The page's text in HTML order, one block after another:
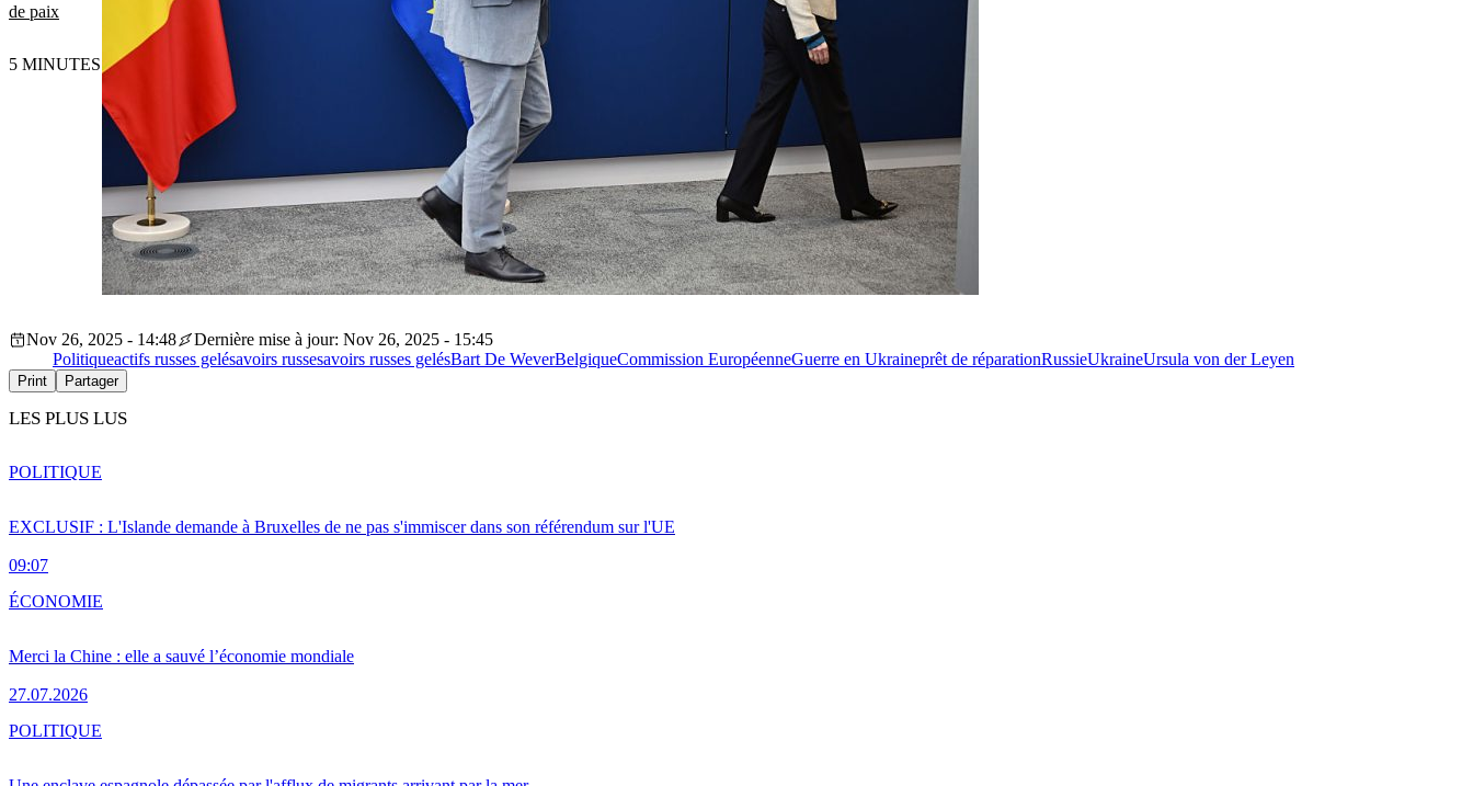
de paix
5 MINUTES
Nov 26, 2025 - 14:48
Dernière mise à jour: Nov 26, 2025 - 15:45
Politiqueactifs russes gelésavoirs russesavoirs russes gelésBart De WeverBelgiqueCommission EuropéenneGuerre en Ukraineprêt de réparationRussieUkraineUrsula von der Leyen
Print Partager
LES PLUS LUS
EXCLUSIF : L'Islande demande à Bruxelles de ne pas s'immiscer dans son référendum sur l'UE
09:07
POLITIQUE
Merci la Chine : elle a sauvé l’économie mondiale
27.07.2026
ÉCONOMIE
POLITIQUE